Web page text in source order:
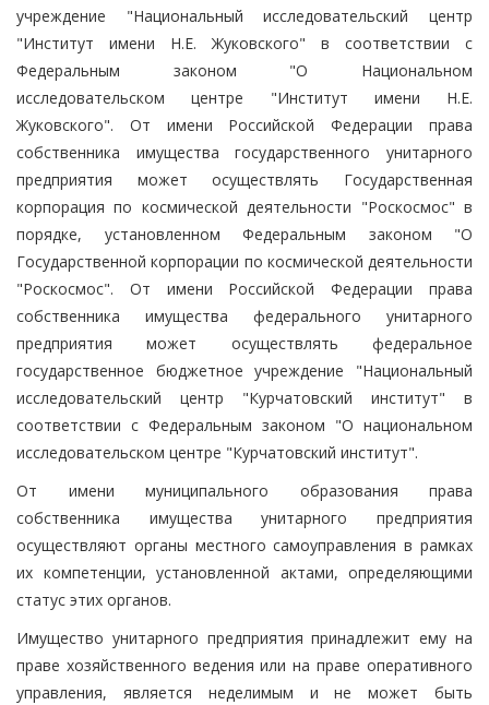
учреждение "Национальный исследовательский центр
"Институт имени Н.Е. Жуковского" в соответствии с
Федеральным законом "О Национальном
исследовательском центре "Институт имени Н.Е.
Жуковского". От имени Российской Федерации права
собственника имущества государственного унитарного
предприятия может осуществлять Государственная
корпорация по космической деятельности "Роскосмос" в
порядке, установленном Федеральным законом "О
Государственной корпорации по космической деятельности
"Роскосмос". От имени Российской Федерации права
собственника имущества федерального унитарного
предприятия может осуществлять федеральное
государственное бюджетное учреждение "Национальный
исследовательский центр "Курчатовский институт" в
соответствии с Федеральным законом "О национальном
исследовательском центре "Курчатовский институт".
От имени муниципального образования права
собственника имущества унитарного предприятия
осуществляют органы местного самоуправления в рамках
их компетенции, установленной актами, определяющими
статус этих органов.
Имущество унитарного предприятия принадлежит ему на
праве хозяйственного ведения или на праве оперативного
управления, является неделимым и не может быть